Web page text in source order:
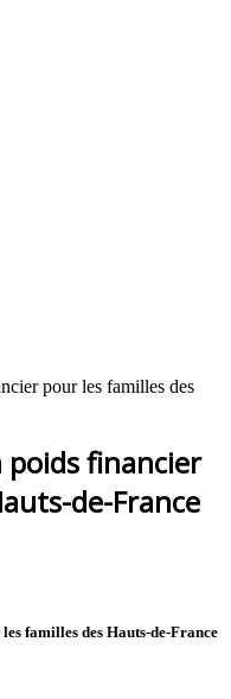
pour les familles des
poids financier
de-France
familles des Hauts-de-France